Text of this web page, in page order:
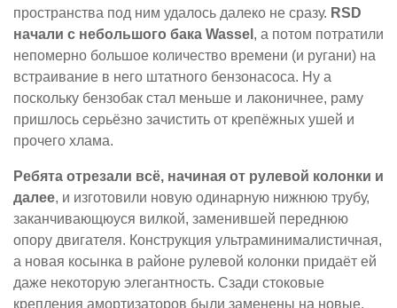
пространства под ним удалось далеко не сразу. RSD
начали с небольшого бака Wassel , а потом потратили
непомерно большое количество времени (и ругани) на
встраивание в него штатного бензонасоса. Ну а
поскольку бензобак стал меньше и лаконичнее, раму
пришлось серьёзно зачистить от крепёжных ушей и
прочего хлама.
Ребята отрезали всё, начиная от рулевой колонки и
далее, и изготовили новую одинарную нижнюю трубу,
заканчивающюуся вилкой, заменившей переднюю
опору двигателя. Конструкция ультраминималистичная,
а новая косынка в районе рулевой колонки придаёт ей
даже некоторую элегантность. Сзади стоковые
крепления амортизаторов были заменены на новые,